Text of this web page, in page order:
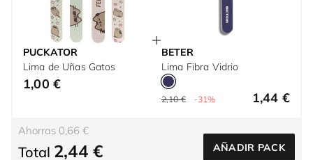
PUCKATOR
Lima de Uñas Gatos
1,00 €
BETER
Lima Fibra Vidrio
2,10 € -31% 1,44 €
Ahorras 0,66 €
Total 2,44 € AÑADIR PACK